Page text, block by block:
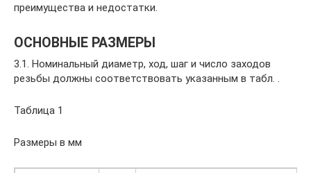
преимущества и недостатки.
ОСНОВНЫЕ РАЗМЕРЫ
3.1. Номинальный диаметр, ход, шаг и число заходов
резьбы должны соответствовать указанным в табл. .
Таблица 1
Размеры в мм